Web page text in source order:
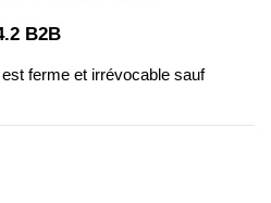
B2B
ferme et irrévocable sauf